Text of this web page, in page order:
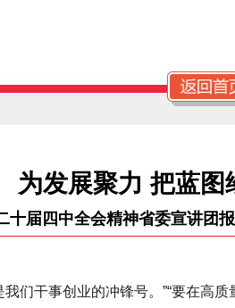
为发展聚力 把蓝图
届四中全会精神省委宣讲团报
干事创业的冲锋号。”“要在高质